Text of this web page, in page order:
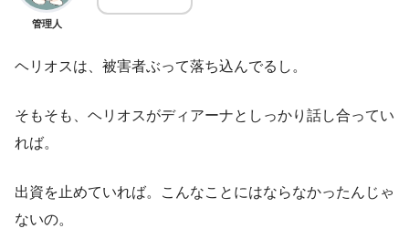
管理人
ヘリオスは、被害者ぶって落ち込んでるし。
そもそも、ヘリオスがディアーナとしっかり話し合ってい
れば。
出資を止めていれば。こんなことにはならなかったんじゃ
ないの。